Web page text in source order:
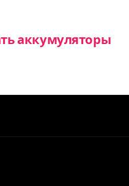
аккумуляторы